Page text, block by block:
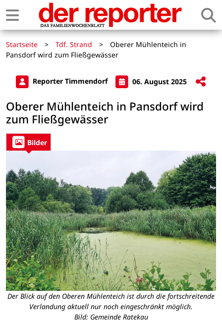
Startseite > Tdf. Strand >
Oberer Mühlenteich in
Pansdorf wird zum Fließgewässer
Reporter Timmendorf 06. August 2025
Oberer Mühlenteich in Pansdorf wird
zum Fließgewässer
Bilder
Der Blick auf den Oberen Mühlenteich ist durch die fortschreitende
Verlandung aktuell nur noch eingeschränkt möglich.
Bild: Gemeinde Ratekau